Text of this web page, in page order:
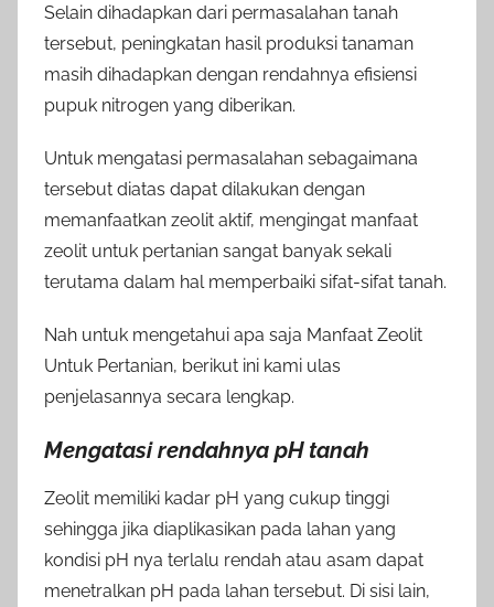
Selain dihadapkan dari permasalahan tanah
tersebut, peningkatan hasil produksi tanaman
masih dihadapkan dengan rendahnya efisiensi
pupuk nitrogen yang diberikan.
Untuk mengatasi permasalahan sebagaimana
tersebut diatas dapat dilakukan dengan
memanfaatkan zeolit aktif, mengingat manfaat
zeolit untuk pertanian sangat banyak sekali
terutama dalam hal memperbaiki sifat-sifat tanah.
Nah untuk mengetahui apa saja Manfaat Zeolit
Untuk Pertanian, berikut ini kami ulas
penjelasannya secara lengkap.
Mengatasi rendahnya pH tanah
Zeolit memiliki kadar pH yang cukup tinggi
sehingga jika diaplikasikan pada lahan yang
kondisi pH nya terlalu rendah atau asam dapat
menetralkan pH pada lahan tersebut. Di sisi lain,